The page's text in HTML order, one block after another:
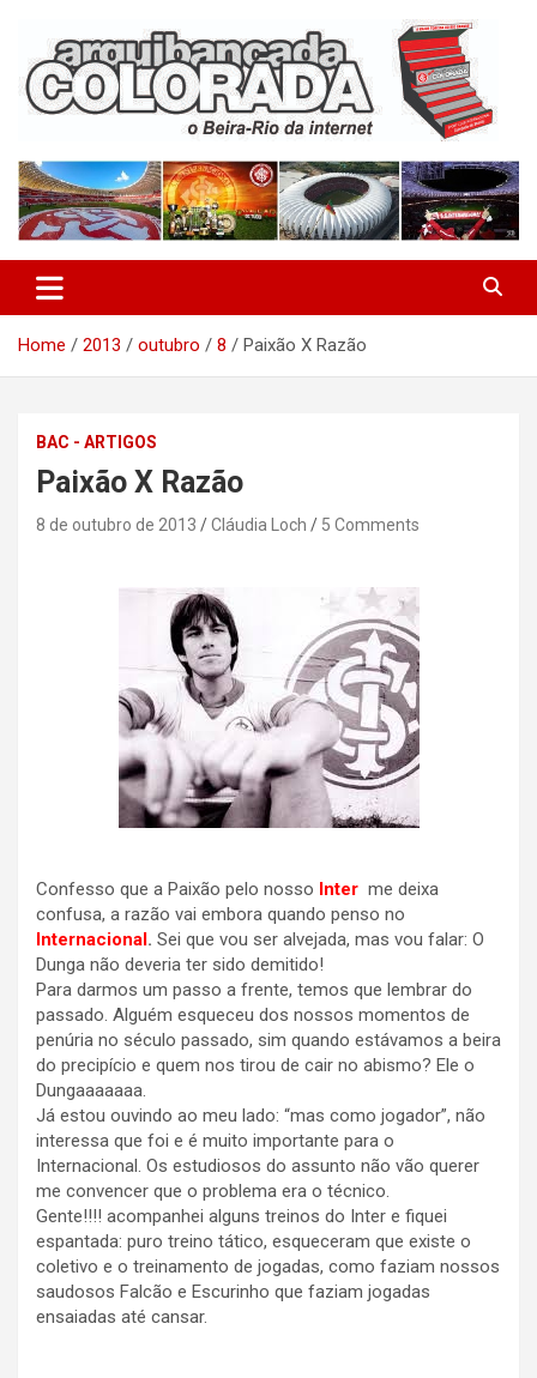
content
Arquibancada Colorada
Home 2013 outubro 8 Paixão X Razão
BAC - ARTIGOS
Paixão X Razão
8 de outubro de 2013 Cláudia Loch 5 Comments
Confesso que a Paixão pelo nosso Inter me deixa
confusa, a razão vai embora quando penso no
Internacional. Sei que vou ser alvejada, mas vou falar: O
Dunga não deveria ter sido demitido!
Para darmos um passo a frente, temos que lembrar do
passado. Alguém esqueceu dos nossos momentos de
penúria no século passado, sim quando estávamos a beira
do precipício e quem nos tirou de cair no abismo? Ele o
Dungaaaaaaa.
Já estou ouvindo ao meu lado: “mas como jogador”, não
interessa que foi e é muito importante para o
Internacional. Os estudiosos do assunto não vão querer
me convencer que o problema era o técnico.
Gente!!!! acompanhei alguns treinos do Inter e fiquei
espantada: puro treino tático, esqueceram que existe o
coletivo e o treinamento de jogadas, como faziam nossos
saudosos Falcão e Escurinho que faziam jogadas
ensaiadas até cansar.